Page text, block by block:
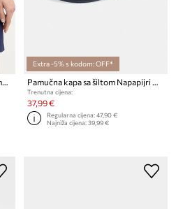
Napapijri Kratke hlače ženske pamučne LUCIDUM
Extra -5% s kodom: OFF*
Pamučna kapa sa šiltom Napapijri NEW FALIS
Trenutna cijena:
37,99 €
Regularna cijena:47,90 €
Najniža cijena:39,99 €